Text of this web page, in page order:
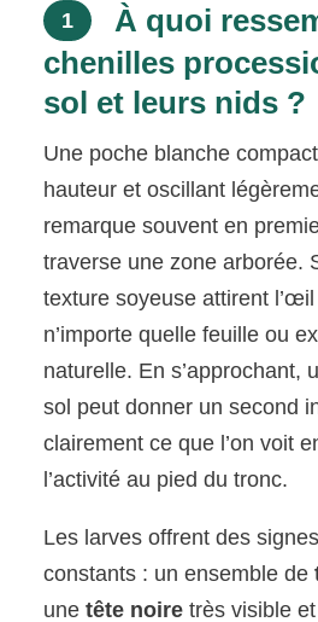
1
À quoi
chenilles
sol et leurs nids ?
Une poche blanche
hauteur et oscillant
remarque souvent en
traverse une zone arborée.
texture soyeuse attirent
n’importe quelle feuille ou
naturelle. En s’approchant,
sol peut donner un second
clairement ce que l’on voit
l’activité au pied du tronc.
Les larves offrent des
constants : un ensemble de
unetête noire très visible